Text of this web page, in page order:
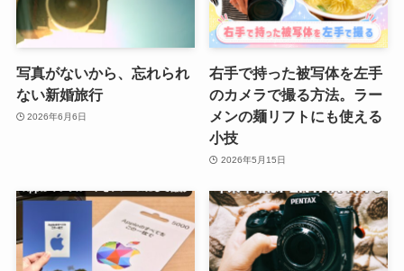
写真がないから、忘れられ
ない新婚旅行
2026年6月6日
右手で持った被写体を左手
のカメラで撮る方法。ラー
メンの麺リフトにも使える
小技
2026年5月15日